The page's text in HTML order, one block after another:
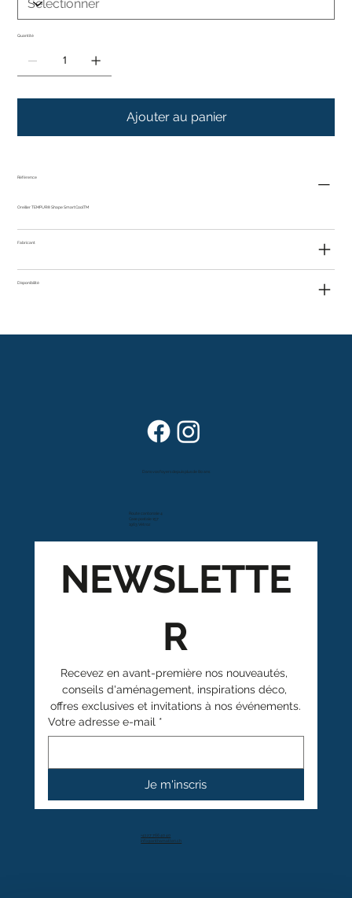
Quantité
Ajouter au panier
Référence
Oreiller TEMPUR® Shape SmartCoolTM
Fabricant
Disponibilité
Route cantonale 4
Case postale 157
1963 Vétroz
Dans vos foyers depuis plus de 80 ans
+41 27 766 40 40
info@anthamatten.ch
NEWSLETTE
R
Recevez en avant-première nos nouveautés,
conseils d'aménagement, inspirations déco,
offres exclusives et invitations à nos événements.
Votre adresse e-mail *
Je m'inscris